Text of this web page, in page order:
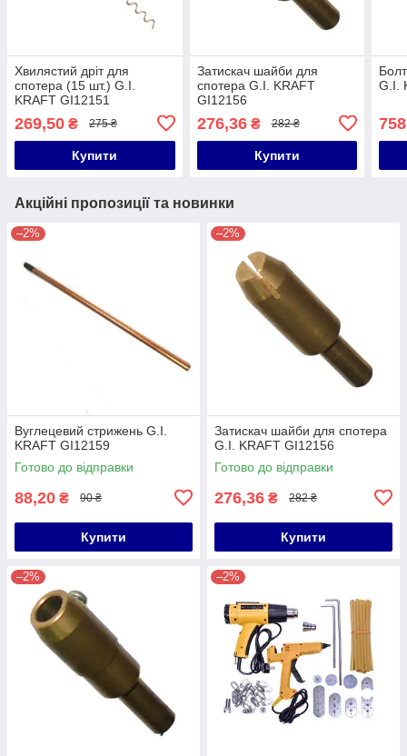
Хвилястий дріт для
спотера (15 шт.) G.I.
KRAFT GI12151
269,50 ₴ 275 ₴
Купити
Затискач шайби для
спотера G.I. KRAFT
GI12156
276,36₴ 282 ₴
Купити
G.I.
Акційні пропозиції та новинки
–2%
Вуглецевий стрижень G.I.
KRAFT GI12159
Готово до відправки
88,20 ₴ 90 ₴
Купити
–2%
Затискач шайби для спотера
G.I. KRAFT GI12156
Готово до відправки
276,36 ₴ 282 ₴
Купити
–2% –2%